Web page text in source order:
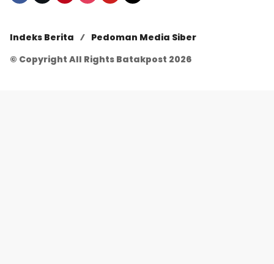
Indeks Berita
Pedoman Media Siber
© Copyright All Rights Batakpost 2026